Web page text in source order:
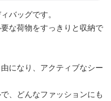
バッグです。
な荷物をすっきりと収納で
になり、アクティブなシー
、どんなファッションにも